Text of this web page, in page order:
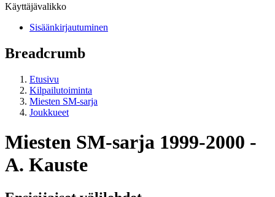
Käyttäjävalikko
Sisäänkirjautuminen
Breadcrumb
Etusivu
Kilpailutoiminta
Miesten SM-sarja
Joukkueet
Miesten SM-sarja 1999-2000 -
A. Kauste